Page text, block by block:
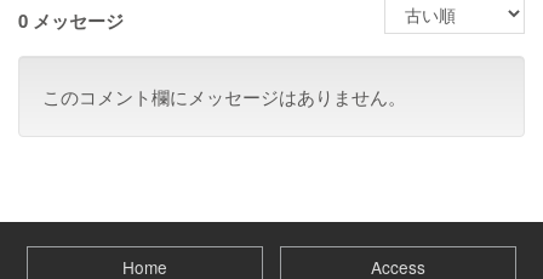
0 メッセージ
このコメント欄にメッセージはありません。
Home Access